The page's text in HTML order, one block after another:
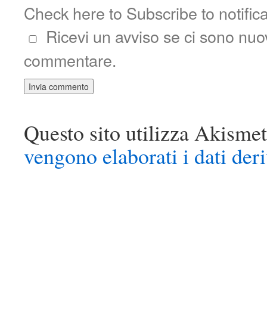
Check here to Subscribe to
Ricevi un avviso se ci sono
commentare.
Questo sito utilizza
vengono elaborati i dati